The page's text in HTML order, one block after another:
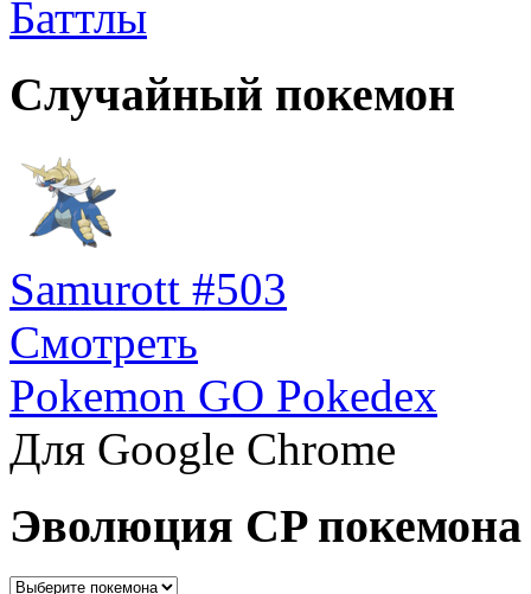
Баттлы
Случайный покемон
Samurott #503
Смотреть
Pokemon GO Pokedex
Для Google Chrome
Эволюция CP покемона